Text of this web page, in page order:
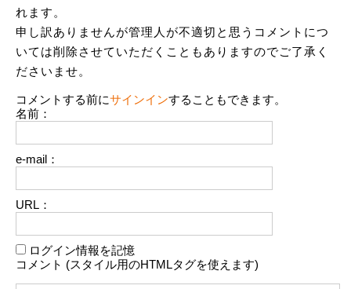
れます。
申し訳ありませんが管理人が不適切と思うコメントにつ
いては削除させていただくこともありますのでご了承く
ださいませ。
コメントする前にサインインすることもできます。
名前：
e-mail：
URL：
ログイン情報を記憶
コメント (スタイル用のHTMLタグを使えます)